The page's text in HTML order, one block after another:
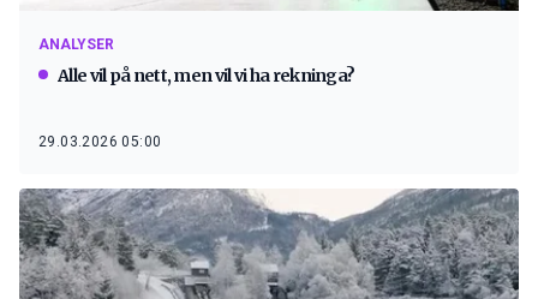
ANALYSER
Alle vil på nett, men vil vi ha rekninga?
29.03.2026 05:00